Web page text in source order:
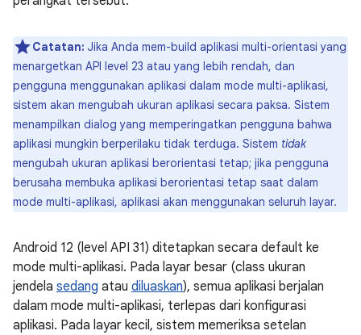
Catatan: Jika Anda mem-build aplikasi multi-orientasi yang
menargetkan API level 23 atau yang lebih rendah, dan
pengguna menggunakan aplikasi dalam mode multi-aplikasi,
sistem akan mengubah ukuran aplikasi secara paksa. Sistem
menampilkan dialog yang memperingatkan pengguna bahwa
aplikasi mungkin berperilaku tidak terduga. Sistem tidak
mengubah ukuran aplikasi berorientasi tetap; jika pengguna
berusaha membuka aplikasi berorientasi tetap saat dalam
mode multi-aplikasi, aplikasi akan menggunakan seluruh layar.
Android 12 (level API 31) ditetapkan secara default ke
mode multi-aplikasi. Pada layar besar (class ukuran
jendela sedang atau diluaskan), semua aplikasi berjalan
dalam mode multi-aplikasi, terlepas dari konfigurasi
aplikasi. Pada layar kecil, sistem memeriksa setelan